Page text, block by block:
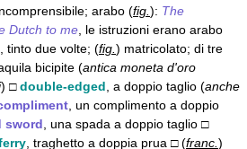
arabo (fig. ): The
Dutch to me , le istruzioni erano arabo
, tinto due volte; (fig. ) matricolato; di tre
aquila bicipite (antica moneta d'oro
) □double-edged , a doppio taglio (anche
, un complimento a doppio
sword , una spada a doppio taglio □
, traghetto a doppia prua □ (franc. )